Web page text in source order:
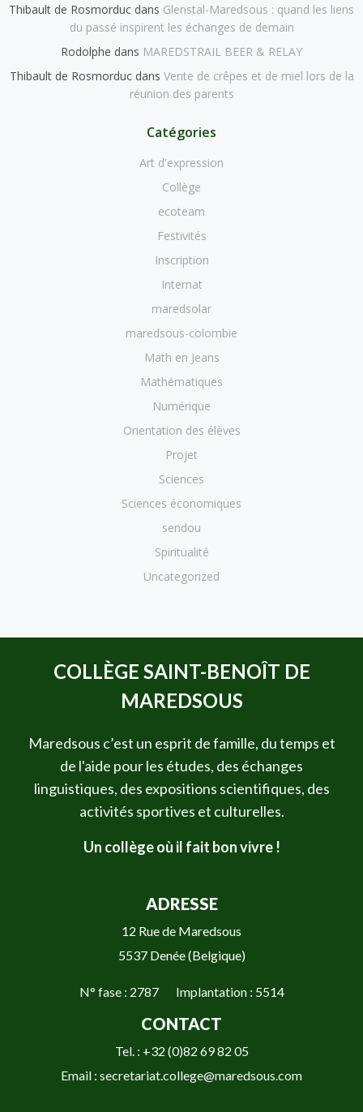
Thibault de Rosmorduc dans Glenstal-Maredsous : quand les liens
du passé inspirent les échanges de demain
Rodolphe dans MAREDSTRAIL BEER & RELAY
Thibault de Rosmorducdans Vente de crêpes et de miel lors de la
réunion des parents
Catégories
Art d'expression
Collège
ecoteam
Festivités
Inscription
Internat
maredsolar
maredsous-colombie
Math en Jeans
Mathématiques
Numérique
Orientation des élèves
Projet
Sciences
Sciences économiques
sendou
Spiritualité
Uncategorized
COLLÈGE SAINT-BENOÎT DE
MAREDSOUS
Maredsous c’est un esprit de famille, du temps et
de l'aide pour les études, des échanges
linguistiques, des expositions scientifiques, des
activités sportives et culturelles.
Un collège où il fait bon vivre !
ADRESSE
12 Rue de Maredsous
5537 Denée (Belgique)
N° fase : 2787 Implantation : 5514
CONTACT
Tel. : +32 (0)82 69 82 05
Email : secretariat.college@maredsous.com